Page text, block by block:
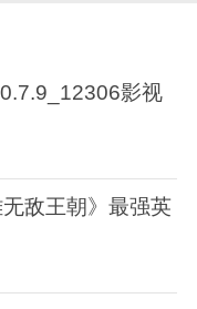
影视
无敌王朝》最强英